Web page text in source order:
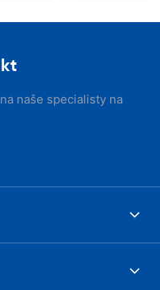
naše specialisty na